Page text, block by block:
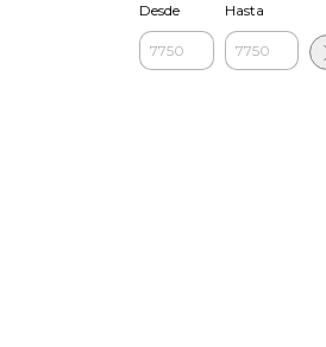
Desde Hasta